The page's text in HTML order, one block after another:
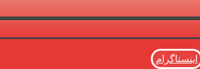
اینستاگرام